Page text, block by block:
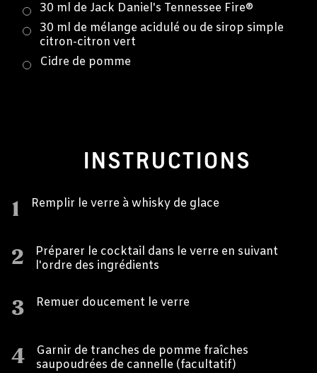
30 ml de Jack Daniel's Tennessee Fire®
30 ml de mélange acidulé ou de sirop simple
citron-citron vert
Cidre de pomme
INSTRUCTIONS
1 Remplir le verre à whisky de glace
2
Préparer le cocktail dans le verre en suivant
l'ordre des ingrédients
3 Remuer doucement le verre
4
Garnir de tranches de pomme fraîches
saupoudrées de cannelle (facultatif)